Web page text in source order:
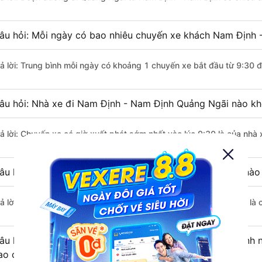
hỏi: Mỗi ngày có bao nhiêu chuyến xe khách Nam Định
lời: Trung bình mỗi ngày có khoảng 1 chuyến xe bắt đầu từ 9:30
hỏi: Nhà xe đi Nam Định - Nam Định Quảng Ngãi nào
lời: Chuyến xe có giờ xuất phát sớm nhất vào lúc 9:30 là của nhà
hỏi: Nhà xe đi Quảng Ngãi từ Nam Định - Nam Định
lời: Chuyến xe có giờ xuất phát trễ (muộn) nhất là vào lúc 9:30 là
hỏi: Review xe đi Quảng Ngãi từ Nam Định - Nam
cấp nhất?